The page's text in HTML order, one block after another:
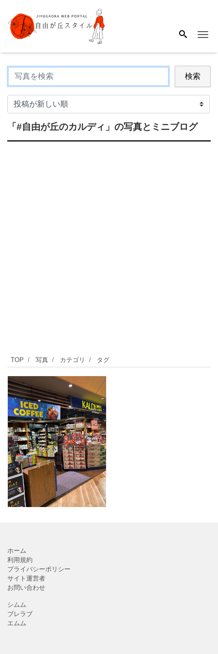
検索
「#自由が丘のカルディ」 の写真とミニブログ
TOP 写真 カテゴリ タグ
コーヒーと輸入食品など
の、おいしくておしゃれ
な食料品が並ぶ楽しいお
店「カルディコーヒーフ
ァーム」さん。大型商業
施設「フレルウィズ自由
が丘」さんの中に入って
います
ホーム
利用規約
プライバシーポリシー
サイト運営者
お問い合わせ
シムム
ブレラブ
エムム